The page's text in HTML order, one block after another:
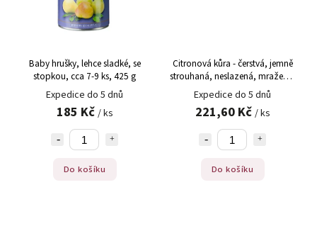
Baby hrušky, lehce sladké, se
stopkou, cca 7-9 ks, 425 g
Expedice do 5 dnů
185 Kč / ks
Do košíku
Citronová kůra - čerstvá, jemně
strouhaná, neslazená, mražená,
TK, 200 g
Expedice do 5 dnů
221,60 Kč / ks
Do košíku